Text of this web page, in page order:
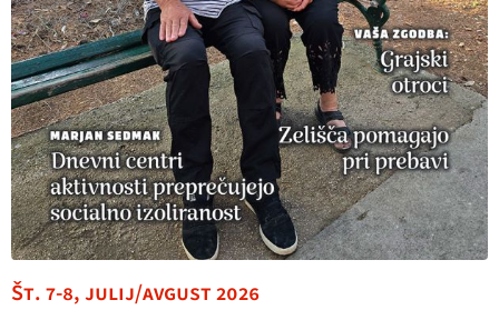
Št. 7-8, julij/avgust 2026